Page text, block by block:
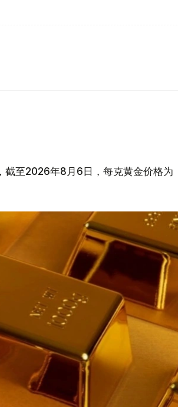
截至2026年8月6日，每克黄金价格为